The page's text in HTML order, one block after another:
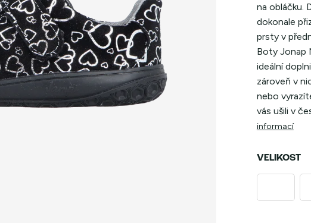
na obláčku.
dokonale
prsty v
Boty Jonap
ideální
zároveň v
nebo
vás ušili v
informací
VELIKOST